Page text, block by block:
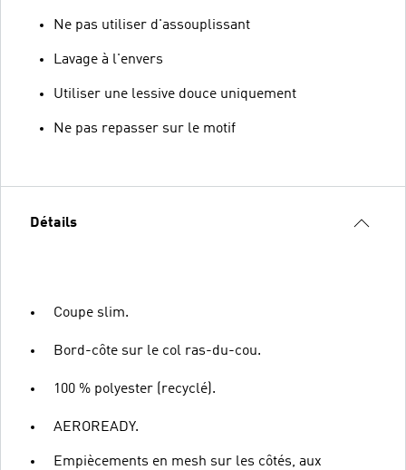
Ne pas utiliser d'assouplissant
Lavage à l'envers
Utiliser une lessive douce uniquement
Ne pas repasser sur le motif
Détails
Coupe slim.
Bord-côte sur le col ras-du-cou.
100 % polyester (recyclé).
AEROREADY.
Empiècements en mesh sur les côtés, aux